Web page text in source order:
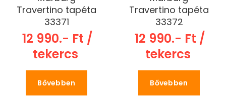
Travertino tapéta
33371
12 990.- Ft /
tekercs
Bővebben
Travertino tapéta
33372
12 990.- Ft /
tekercs
Bővebben